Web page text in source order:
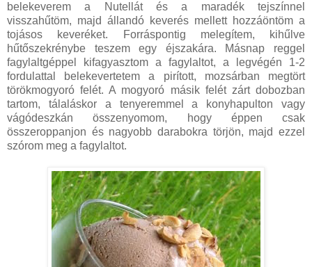
belekeverem a Nutellát és a maradék tejszínnel
visszahűtöm, majd állandó keverés mellett hozzáöntöm a
tojásos keveréket. Forráspontig melegítem, kihűlve
hűtőszekrénybe teszem egy éjszakára. Másnap reggel
fagylaltgéppel kifagyasztom a fagylaltot, a legvégén 1-2
fordulattal belekevertetem a pirított, mozsárban megtört
törökmogyoró felét. A mogyoró másik felét zárt dobozban
tartom, tálaláskor a tenyeremmel a konyhapulton vagy
vágódeszkán összenyomom, hogy éppen csak
összeroppanjon és nagyobb darabokra törjön, majd ezzel
szórom meg a fagylaltot.